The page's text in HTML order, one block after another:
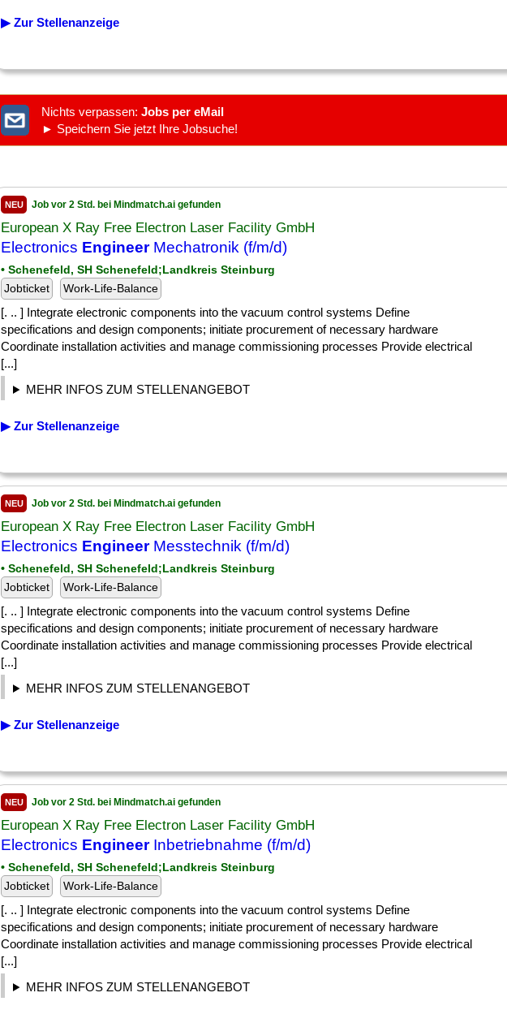
▶ Zur Stellenanzeige
Nichts verpassen: Jobs per eMail
► Speichern Sie jetzt Ihre Jobsuche!
NEU Job vor 2 Std. bei Mindmatch.ai gefunden
European X Ray Free Electron Laser Facility GmbH
Electronics EngineerMechatronik (f/m/d)
• Schenefeld, SH Schenefeld;Landkreis Steinburg
Jobticket
Work-Life-Balance
[. .. ] Integrate electronic components into the vacuum control systems Define
specifications and design components; initiate procurement of necessary hardware
Coordinate installation activities and manage commissioning processes Provide electrical
[...]
MEHR INFOS ZUM STELLENANGEBOT
▶ Zur Stellenanzeige
NEU Job vor 2 Std. bei Mindmatch.ai gefunden
European X Ray Free Electron Laser Facility GmbH
Electronics EngineerMesstechnik (f/m/d)
• Schenefeld, SH Schenefeld;Landkreis Steinburg
Jobticket
Work-Life-Balance
[. .. ] Integrate electronic components into the vacuum control systems Define
specifications and design components; initiate procurement of necessary hardware
Coordinate installation activities and manage commissioning processes Provide electrical
[...]
MEHR INFOS ZUM STELLENANGEBOT
▶ Zur Stellenanzeige
NEU Job vor 2 Std. bei Mindmatch.ai gefunden
European X Ray Free Electron Laser Facility GmbH
Electronics EngineerInbetriebnahme (f/m/d)
• Schenefeld, SH Schenefeld;Landkreis Steinburg
Jobticket
Work-Life-Balance
[. .. ] Integrate electronic components into the vacuum control systems Define
specifications and design components; initiate procurement of necessary hardware
Coordinate installation activities and manage commissioning processes Provide electrical
[...]
MEHR INFOS ZUM STELLENANGEBOT